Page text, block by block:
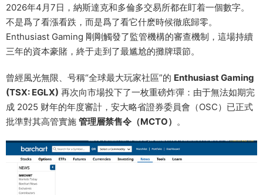
2026年4月7日，納斯達克和多倫多交易所都在盯着一個數字。
不是爲了看漲看跌，而是爲了看它什麽時候徹底歸零。
Enthusiast Gaming 剛剛觸發了監管機構的審查機制，這場持續
三年的資本豪賭，終于走到了最尴尬的攤牌環節。
曾經風光無限、号稱“全球最大玩家社區”的 Enthusiast Gaming
(TSX: EGLX) 再次向市場投下了一枚重磅炸彈：由于無法如期完
成 2025 财年的年度審計，安大略省證券委員會（OSC）已正式
批準對其高管實施 管理層禁售令（MCTO） 。